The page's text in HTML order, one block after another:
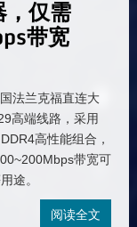
仅需
带宽
法兰克福直连大
高端线路，采用
高性能组合，
带宽可
途。
阅读全文